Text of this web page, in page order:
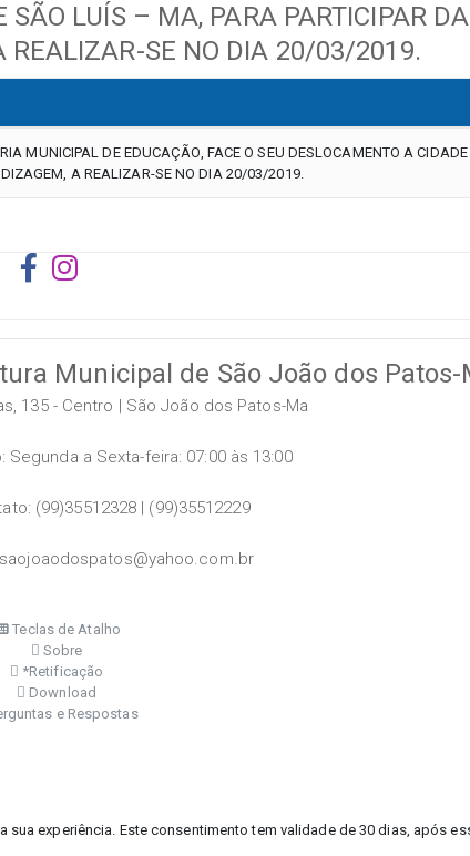
LUÍS – MA, PARA PARTICIPAR
REALIZAR-SE NO DIA 20/03/2019.
MUNICIPAL DE EDUCAÇÃO, FACE O SEU DESLOCAMENTO A
A REALIZAR-SE NO DIA 20/03/2019.
Municipal de São João dos Patos-
135 - Centro | São João dos Patos-Ma
a Sexta-feira: 07:00 às 13:00
(99)35512328 | (99)35512229
Teclas de Atalho
Sobre
*Retificação
Download
e Respostas
experiência. Este consentimento tem validade de 30 dias, após